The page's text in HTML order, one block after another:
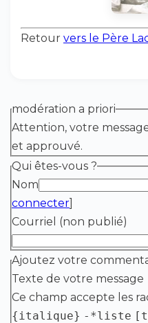
Retour vers le Père
modération a priori
Attention, votre
et approuvé.
Qui êtes-vous ?
Nom
connecter]
Courriel (non publié)
Ajoutez votre
Texte de votre message
Ce champ accepte les
{italique} -*liste